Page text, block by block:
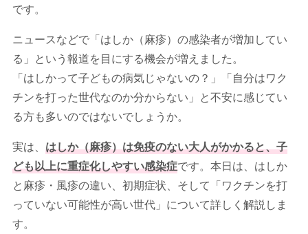
です。
ニュースなどで「はしか（麻疹）の感染者が増加してい
る」という報道を目にする機会が増えました。
「はしかって子どもの病気じゃないの？」「自分はワク
チンを打った世代なのか分からない」と不安に感じてい
る方も多いのではないでしょうか。
実は、 はしか（麻疹）は免疫のない大人がかかると、子
ども以上に重症化しやすい感染症です。本日は、はしか
と麻疹・風疹の違い、初期症状、そして「ワクチンを打
っていない可能性が高い世代」について詳しく解説しま
す。